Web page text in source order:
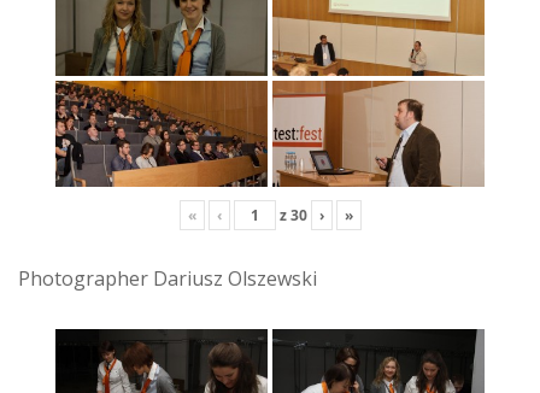
« ‹ z30 › »
Photographer Dariusz Olszewski